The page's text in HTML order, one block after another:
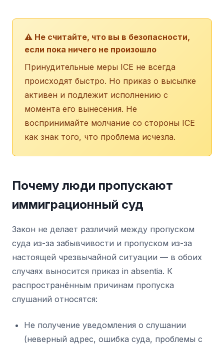
⚠️ Не считайте, что вы в безопасности,
если пока ничего не произошло
Принудительные меры ICE не всегда
происходят быстро. Но приказ о высылке
активен и подлежит исполнению с
момента его вынесения. Не
воспринимайте молчание со стороны ICE
как знак того, что проблема исчезла.
Почему люди пропускают
иммиграционный суд
Закон не делает различий между пропуском
суда из-за забывчивости и пропуском из-за
настоящей чрезвычайной ситуации — в обоих
случаях выносится приказ in absentia. К
распространённым причинам пропуска
слушаний относятся:
Не получение уведомления о слушании
(неверный адрес, ошибка суда, проблемы с